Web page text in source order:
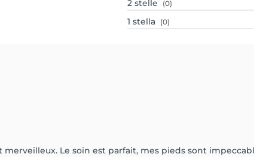
2 stelle (0)
1 stella (0)
merveilleux. Le soin est parfait, mes pieds sont